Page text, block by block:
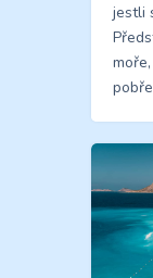
jestli